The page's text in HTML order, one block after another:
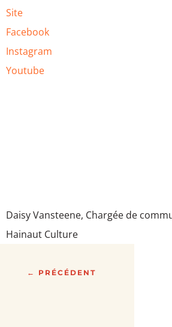
Site
Facebook
Instagram
Youtube
Daisy Vansteene, Chargée de
Hainaut Culture
← PRÉCÉDENT